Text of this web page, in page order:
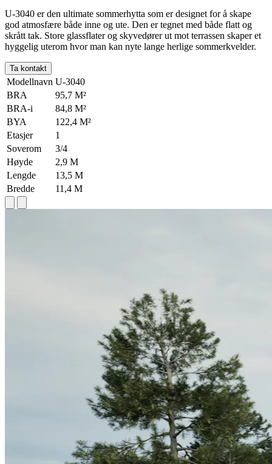
U-3040 er den ultimate sommerhytta som er designet for å skape
god atmosfære både inne og ute. Den er tegnet med både flatt og
skrått tak. Store glassflater og skyvedører ut mot terrassen skaper et
hyggelig uterom hvor man kan nyte lange herlige sommerkvelder.
Ta kontakt
Modellnavn U-3040
BRA
95,7 M²
BRA-i
84,8 M²
BYA
122,4 M²
Etasjer
1
Soverom
3/4
Høyde
2,9 M
Lengde
13,5 M
Bredde
11,4 M